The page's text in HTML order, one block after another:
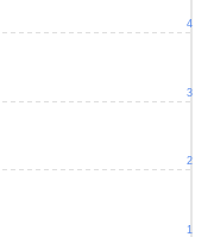
1
2
3
4